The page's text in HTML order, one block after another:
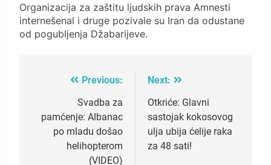
Organizacija za zaštitu ljudskih prava Amnesti
internešenal i druge pozivale su Iran da odustane
od pogubljenja Džabarijeve.
navigation
Previous:
Svadba za
pamćenje: Albanac
po mladu došao
helihopterom
(VIDEO)
Next:
Otkriće: Glavni
sastojak kokosovog
ulja ubija ćelije raka
za 48 sati!